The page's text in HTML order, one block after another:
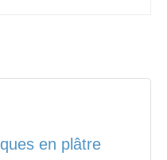
en plâtre